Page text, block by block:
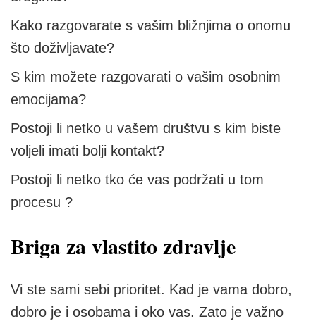
Kako razgovarate s vašim bližnjima o onomu
što doživljavate?
S kim možete razgovarati o vašim osobnim
emocijama?
Postoji li netko u vašem društvu s kim biste
voljeli imati bolji kontakt?
Postoji li netko tko će vas podržati u tom
procesu ?
Briga za vlastito zdravlje
Vi ste sami sebi prioritet. Kad je vama dobro,
dobro je i osobama i oko vas. Zato je važno